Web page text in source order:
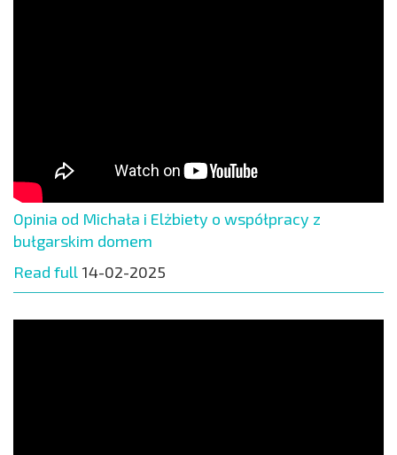
Opinia od Michała i Elżbiety o współpracy z
bułgarskim domem
Read full 14-02-2025